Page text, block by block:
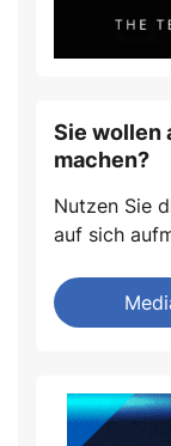
Sie wollen
machen?
Nutzen Sie
auf sich